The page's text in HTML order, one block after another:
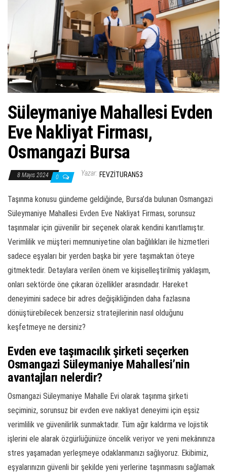
t
r
Süleymaniye Mahallesi Evden
Eve Nakliyat Firması,
Osmangazi Bursa
8 Mayıs 2024 0 Yazar: FEVZITURAN53
Taşınma konusu gündeme geldiğinde, Bursa’da bulunan Osmangazi
Süleymaniye Mahallesi Evden Eve Nakliyat Firması, sorunsuz
taşınmalar için güvenilir bir seçenek olarak kendini kanıtlamıştır.
Verimlilik ve müşteri memnuniyetine olan bağlılıkları ile hizmetleri
sadece eşyaları bir yerden başka bir yere taşımaktan öteye
gitmektedir. Detaylara verilen önem ve kişiselleştirilmiş yaklaşım,
onları sektörde öne çıkaran özellikler arasındadır. Hareket
deneyimini sadece bir adres değişikliğinden daha fazlasına
dönüştürebilecek benzersiz stratejilerinin nasıl olduğunu
keşfetmeye ne dersiniz?
Evden eve taşımacılık şirketi seçerken
Osmangazi Süleymaniye Mahallesi’nin
avantajları nelerdir?
Osmangazi Süleymaniye Mahalle Evi olarak taşınma şirketi
seçiminiz, sorunsuz bir evden eve nakliyat deneyimi için eşsiz
verimlilik ve güvenilirlik sunmaktadır. Tüm ağır kaldırma ve lojistik
işlerini ele alarak özgürlüğünüze öncelik veriyor ve yeni mekânınıza
stres yaşamadan yerleşmeye odaklanmanızı sağlıyoruz. Ekibimiz,
eşyalarınızın güvenli bir şekilde yeni yerlerine taşınmasını sağlamak